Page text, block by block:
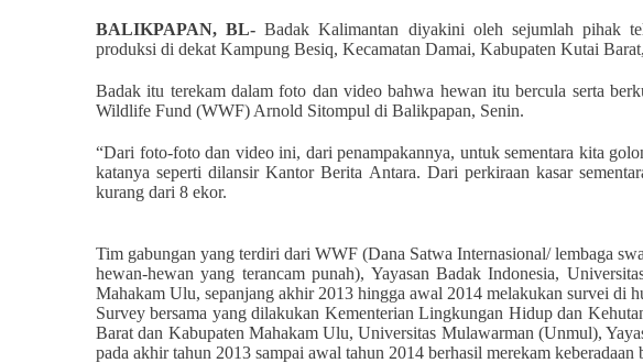
BALIKPAPAN, BL-Badak Kalimantan diyakini oleh sejumlah pihak
produksi di dekat Kampung Besiq, Kecamatan Damai, Kabupaten Kutai
Badak itu terekam dalam foto dan video bahwa hewan itu bercula serta
Wildlife Fund (WWF) Arnold Sitompul di Balikpapan, Senin.
“Dari foto-foto dan video ini, dari penampakannya, untuk sementara kita
katanya seperti dilansir Kantor Berita Antara. Dari perkiraan kasar
kurang dari 8 ekor.
Tim gabungan yang terdiri dari WWF (Dana Satwa Internasional/ lembaga
hewan-hewan yang terancam punah), Yayasan Badak Indonesia,
Mahakam Ulu, sepanjang akhir 2013 hingga awal 2014 melakukan survei di
Survey bersama yang dilakukan Kementerian Lingkungan Hidup dan
Barat dan Kabupaten Mahakam Ulu, Universitas Mulawarman (Unmul),
pada akhir tahun 2013 sampai awal tahun 2014 berhasil merekam keberadaan